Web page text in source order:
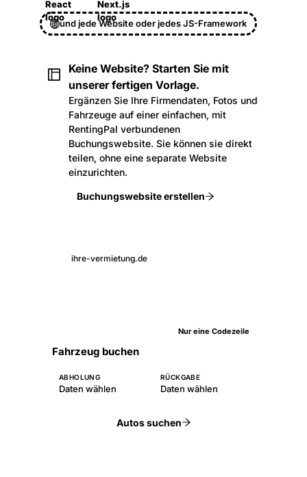
und jede Website oder jedes JS-Framework
Keine Website? Starten Sie mit
unserer fertigen Vorlage.
Ergänzen Sie Ihre Firmendaten, Fotos und
Fahrzeuge auf einer einfachen, mit
RentingPal verbundenen
Buchungswebsite. Sie können sie direkt
teilen, ohne eine separate Website
einzurichten.
Buchungswebsite erstellen
ihre-vermietung.de
Nur eine Codezeile
Fahrzeug buchen
ABHOLUNG
Daten wählen
RÜCKGABE
Daten wählen
Autos suchen